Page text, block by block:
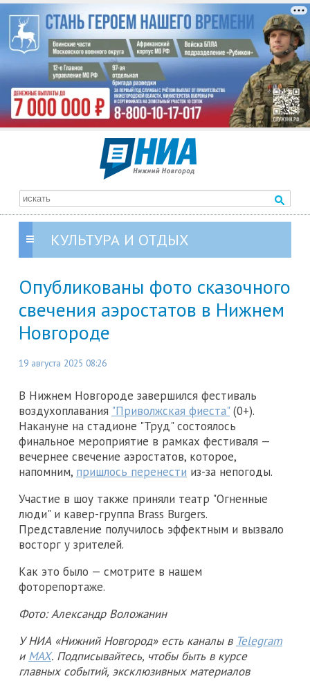
КУЛЬТУРА И ОТДЫХ
Опубликованы фото сказочного
свечения аэростатов в Нижнем
Новгороде
19 августа 2025 08:26
В Нижнем Новгороде завершился фестиваль
воздухоплавания "Приволжская фиеста"(0+).
Накануне на стадионе "Труд" состоялось
финальное мероприятие в рамках фестиваля —
вечернее свечение аэростатов, которое,
напомним, пришлось перенести из-за непогоды.
Участие в шоу также приняли театр "Огненные
люди" и кавер-группа Brass Burgers.
Представление получилось эффектным и вызвало
восторг у зрителей.
Как это было — смотрите в нашем
фоторепортаже.
Фото: Александр Воложанин
У НИА «Нижний Новгород» есть каналы в Telegram
и MAX. Подписывайтесь, чтобы быть в курсе
главных событий, эксклюзивных материалов